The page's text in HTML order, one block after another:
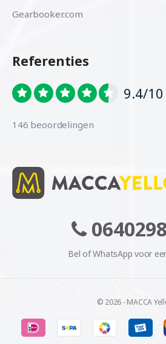
Gearbooker.com
Referenties
9.4/10
146 beoordelingen
Bel of WhatsApp voor
© 2026 - MACCA